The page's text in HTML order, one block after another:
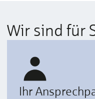
Wir sind für
Ihr